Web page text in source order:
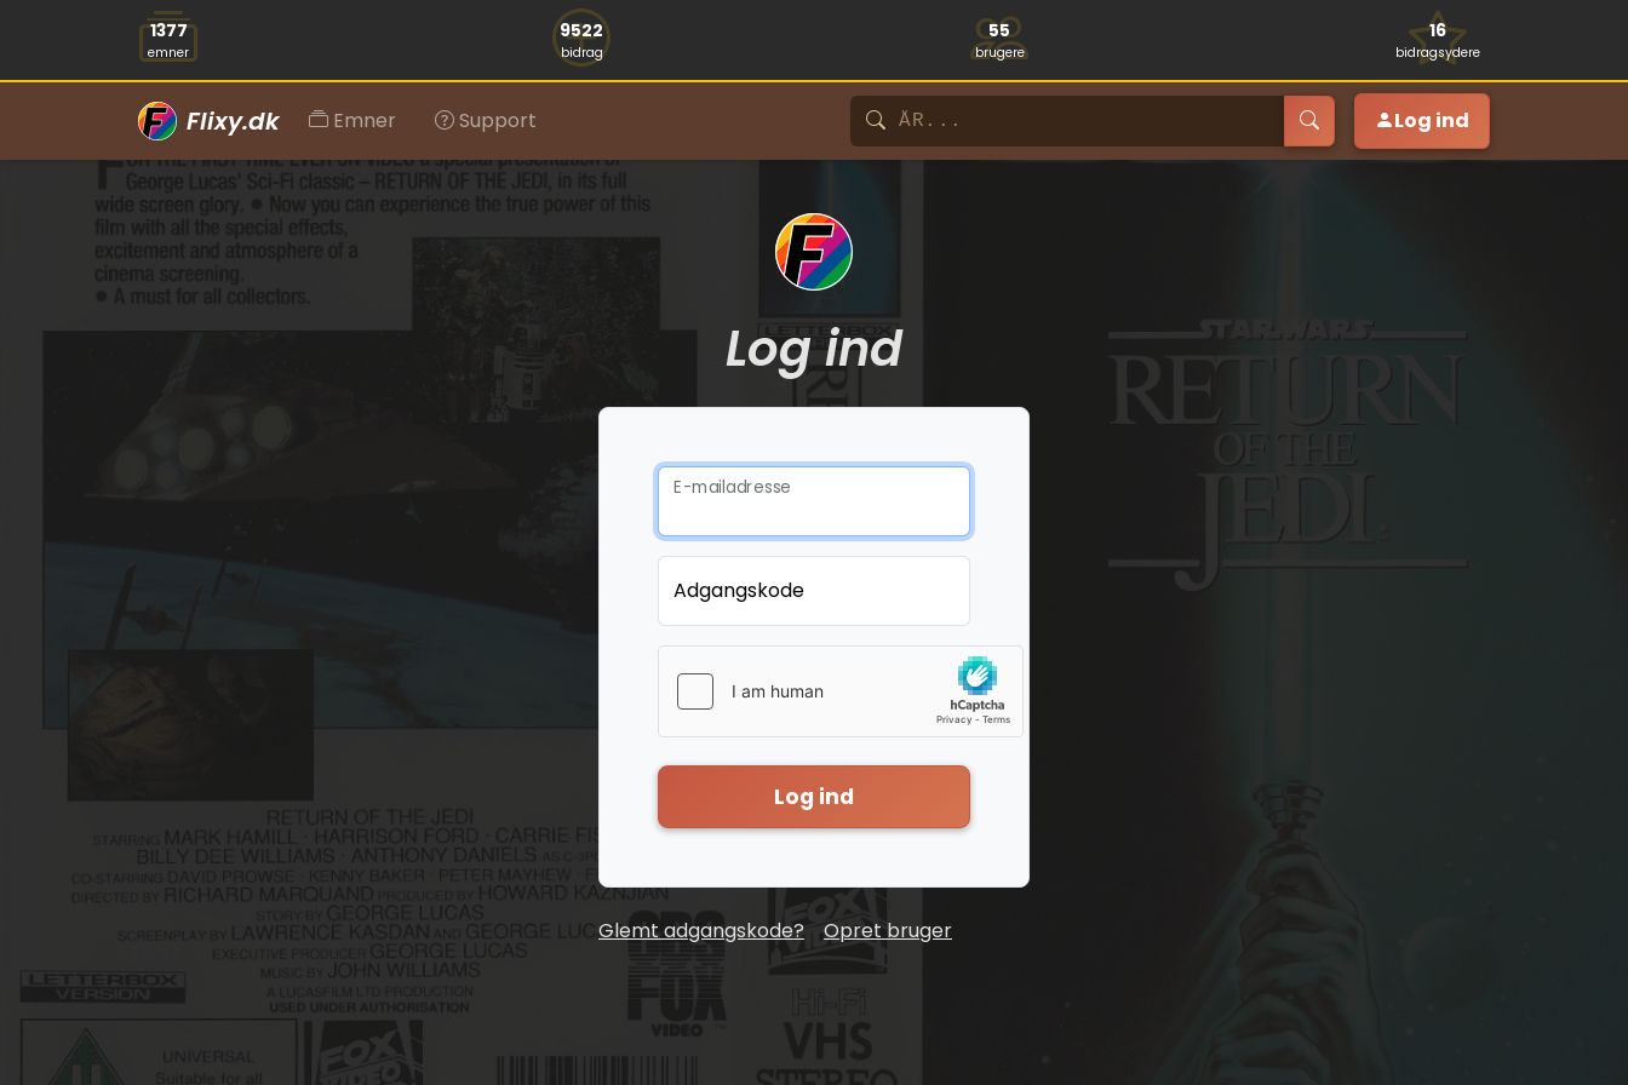
1377
emner
9522
bidrag
55
brugere
16
bidragsydere
Flixy.dk Emner Support Log ind
Log ind
E-mailadresse
Adgangskode
Log ind
Glemt adgangskode? Opret bruger